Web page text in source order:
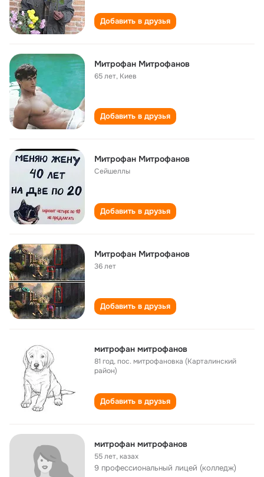
Добавить в друзья
Митрофан Митрофанов
65 лет, Киев
Добавить в друзья
Митрофан Митрофанов
Сейшеллы
Добавить в друзья
Митрофан Митрофанов
36 лет
Добавить в друзья
митрофан митрофанов
81 год,пос. митрофановка (Карталинский
район)
Добавить в друзья
митрофан митрофанов
55 лет,казах
9 профессиональный лицей (колледж)